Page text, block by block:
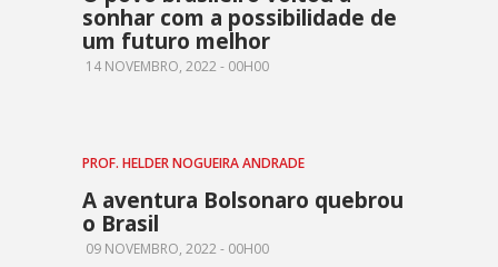
sonhar com a possibilidade de
um futuro melhor
14 NOVEMBRO, 2022 - 00H00
PROF. HELDER NOGUEIRA ANDRADE
A aventura Bolsonaro quebrou
o Brasil
09 NOVEMBRO, 2022 - 00H00